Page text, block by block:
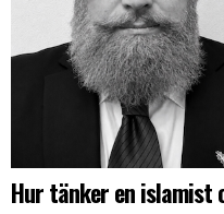
Hur tänker en islamist